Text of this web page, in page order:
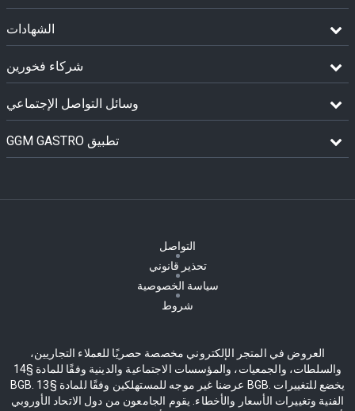
الشهادات
شركاء فخورين
وسائل التواصل الإجتماعي
GGM GASTRO تطبيق
التواصل
تحذير قانوني
سياسة الخصوصية
شروط
العروض في المتجر الإلكتروني مخصصة حصريًا للعملاء التجاريين،
والسلطات، والجمعيات، والمؤسسات الاجتماعية والدينية وفقًا للمادة §14
BGB. عرضنا غير موجه للمستهلكين وفقًا للمادة §13 BGB. يخضع للتغييرات
الفنية وتغييرات الأسعار والأخطاء. يقوم الجامعون من دول الاتحاد الأوروبي